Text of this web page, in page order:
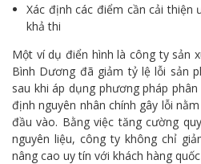
Xác định các điểm cần cải thiện
khả thi
Một ví dụ điển hình là công ty sản
Bình Dương đã giảm tỷ lệ lỗi sản
sau khi áp dụng phương pháp
định nguyên nhân chính gây lỗi
đầu vào. Bằng việc tăng cường
nguyên liệu, công ty không chỉ
nâng cao uy tín với khách hàng